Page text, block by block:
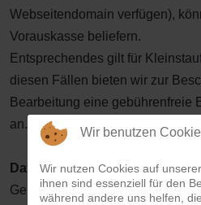
Webseitendomain verfügen),
Vorauskasse beliefern.
Entsprechendes gilt für
diesen Fällen bieten wir zur
Bearbeitung eine gebührenfreie
an.
Datenübertragung:
Gerne richten wir Ihnen
Wir benutzen
Wir nutzen Cookies auf
ihnen sind essenziell für den
während andere uns helfen,